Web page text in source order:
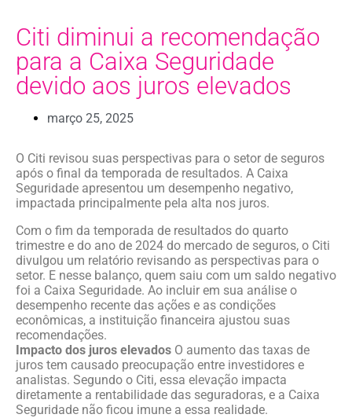
Citi diminui a recomendação
para a Caixa Seguridade
devido aos juros elevados
março 25, 2025
O Citi revisou suas perspectivas para o setor de seguros
após o final da temporada de resultados. A Caixa
Seguridade apresentou um desempenho negativo,
impactada principalmente pela alta nos juros.
Com o fim da temporada de resultados do quarto
trimestre e do ano de 2024 do mercado de seguros, o Citi
divulgou um relatório revisando as perspectivas para o
setor. E nesse balanço, quem saiu com um saldo negativo
foi a Caixa Seguridade. Ao incluir em sua análise o
desempenho recente das ações e as condições
econômicas, a instituição financeira ajustou suas
recomendações.
Impacto dos juros elevados O aumento das taxas de
juros tem causado preocupação entre investidores e
analistas. Segundo o Citi, essa elevação impacta
diretamente a rentabilidade das seguradoras, e a Caixa
Seguridade não ficou imune a essa realidade.